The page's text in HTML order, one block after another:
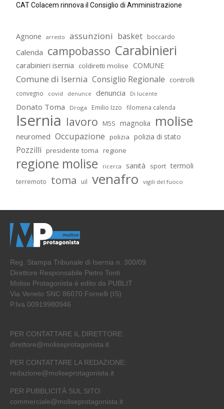
CAT Colacem rinnova il Consiglio di Amministrazione
Agnone arresto assunzioni basket boccardo
Calenda campobasso Carabinieri
carabinieri isernia coldiretti molise COMUNE
Comune di Isernia Consiglio Regionale controlli
convegno covid denunce denuncia Di lucente
Donato Toma Droga Emilio Izzo filomena calenda
Isernia lavoro M5S magnolia molise
neuromed Occupazione polizia polizia di stato
Pozzilli presidente toma regione
regione molise ricerca sanità sport termoli
terremoto toma uil venafro vigili del fuoco
Reg. Stampa Tribunale di Isernia n. 300/09
Direttore Responsabile Pietro Tonti
Molise Protagonista è edito da PUBLIT
Via Veneto SNC 86070 Fornelli (IS)
P.Iva 00919980946
PER CONTATTARE IL DIRETTORE:
direttore@moliseprotagonista.it
PER CONTATTARE LA REDAZIONE:
redazione@moliseprotagonista.it
PER PUBBLICITÀ SUL SITO:
commerciale@moliseprotagonista.it